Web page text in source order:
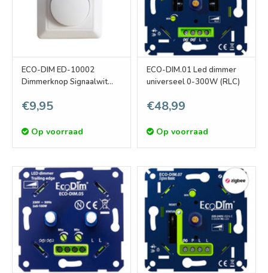
ECO-DIM ED-10002
Dimmerknop Signaalwit
€9,95
Op voorraad
ECO-DIM.01 Led dimmer
universeel 0-300W (RLC)
€48,99
Op voorraad